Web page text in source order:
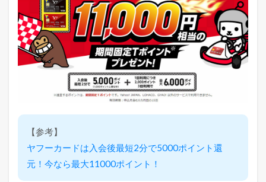
い
た
し
ま
す
！
ア
プ
に
利
【参考】
ヤフーカードは入会後最短2分で5000ポイント還
元！今なら最大11000ポイント！